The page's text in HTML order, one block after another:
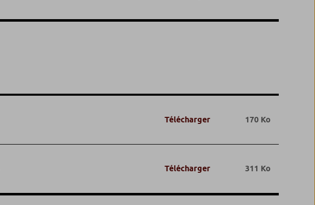
Télécharger 170 Ko
Télécharger 311 Ko